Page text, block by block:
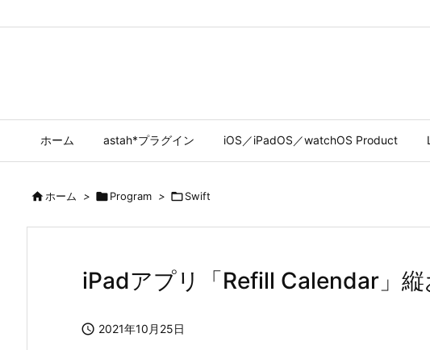
ホーム astah*プラグイン iOS／iPadOS／watchOS Product
ホーム > Program > Swift
iPadアプリ「Refill Calendar」縦
 2021年10月25日